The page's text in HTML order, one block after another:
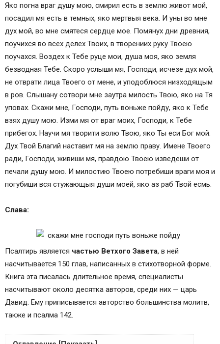
Яко погна враг душу мою, смирил есть в землю живот мой,
посадил мя есть в темных, яко мертвыя века. И уны во мне
дух мой, во мне смятеся сердце мое. Помянух дни древния,
поучихся во всех делех Твоих, в творениих руку Твоею
поучахся. Воздех к Тебе руце мои, душа моя, яко земля
безводная Тебе. Скоро услыши мя, Господи, исчезе дух мой,
не отврати лица Твоего от мене, и уподоблюся низходящым
в ров. Слышану сотвори мне заутра милость Твою, яко на Тя
уповах. Скажи мне, Господи, путь воньже пойду, яко к Тебе
взях душу мою. Изми мя от враг моих, Господи, к Тебе
прибегох. Научи мя творити волю Твою, яко Ты еси Бог мой.
Дух Твой Благий наставит мя на землю праву. Имене Твоего
ради, Господи, живиши мя, правдою Твоею изведеши от
печали душу мою. И милостию Твоею потребиши враги моя и
погубиши вся стужающыя души моей, яко аз раб Твой есмь.
Слава:
Псалтирь является частью Ветхого Завета, в ней
насчитывается 150 глав, написанных в стихотворной форме.
Книга эта писалась длительное время, специалисты
насчитывают около десятка авторов, среди них — царь
Давид. Ему приписывается авторство большинства молитв,
также и псалма 142.